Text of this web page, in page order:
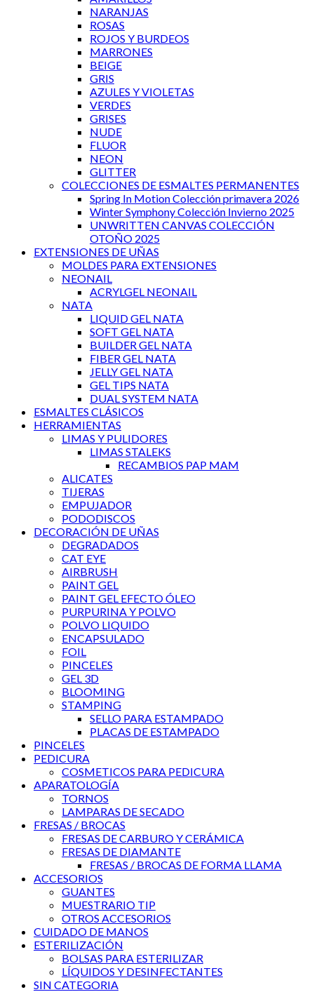
NARANJAS
ROSAS
ROJOS Y BURDEOS
MARRONES
BEIGE
GRIS
AZULES Y VIOLETAS
VERDES
GRISES
NUDE
FLUOR
NEON
GLITTER
COLECCIONES DE ESMALTES PERMANENTES
Spring In Motion Colección primavera 2026
Winter Symphony Colección Invierno 2025
UNWRITTEN CANVAS COLECCIÓN
OTOÑO 2025
EXTENSIONES DE UÑAS
MOLDES PARA EXTENSIONES
NEONAIL
ACRYLGEL NEONAIL
NATA
LIQUID GEL NATA
SOFT GEL NATA
BUILDER GEL NATA
FIBER GEL NATA
JELLY GEL NATA
GEL TIPS NATA
DUAL SYSTEM NATA
ESMALTES CLÁSICOS
HERRAMIENTAS
LIMAS Y PULIDORES
LIMAS STALEKS
RECAMBIOS PAP MAM
ALICATES
TIJERAS
EMPUJADOR
PODODISCOS
DECORACIÓN DE UÑAS
DEGRADADOS
CAT EYE
AIRBRUSH
PAINT GEL
PAINT GEL EFECTO ÓLEO
PURPURINA Y POLVO
POLVO LIQUIDO
ENCAPSULADO
FOIL
PINCELES
GEL 3D
BLOOMING
STAMPING
SELLO PARA ESTAMPADO
PLACAS DE ESTAMPADO
PINCELES
PEDICURA
COSMETICOS PARA PEDICURA
APARATOLOGÍA
TORNOS
LAMPARAS DE SECADO
FRESAS / BROCAS
FRESAS DE CARBURO Y CERÁMICA
FRESAS DE DIAMANTE
FRESAS / BROCAS DE FORMA LLAMA
ACCESORIOS
GUANTES
MUESTRARIO TIP
OTROS ACCESORIOS
CUIDADO DE MANOS
ESTERILIZACIÓN
BOLSAS PARA ESTERILIZAR
LÍQUIDOS Y DESINFECTANTES
SIN CATEGORIA